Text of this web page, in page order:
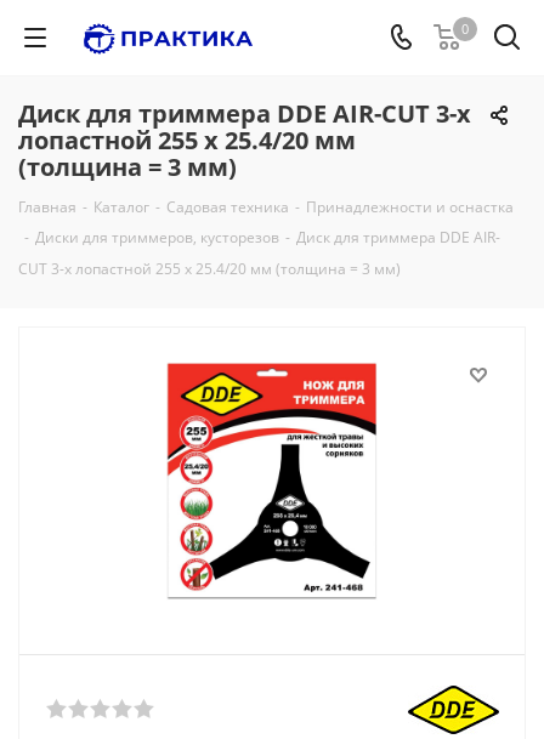
0
Диск для триммера DDE AIR-CUT 3-х
лопастной 255 х 25.4/20 мм
(толщина = 3 мм)
Главная - Каталог - Садовая техника - Принадлежности и оснастка
- Диски для триммеров, кусторезов - Диск для триммера DDE AIR-
CUT 3-х лопастной 255 х 25.4/20 мм (толщина = 3 мм)